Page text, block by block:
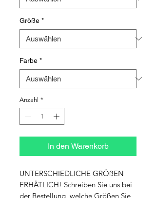
Größe *
Farbe *
Anzahl *
In den Warenkorb
UNTERSCHIEDLICHE GRÖßEN
ERHÄTLICH! Schreiben Sie uns bei
der Bestellung, welche Größen Sie